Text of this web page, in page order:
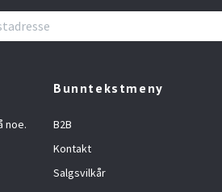
noe.
Bunntekstmeny
B2B
Kontakt
Salgsvilkår